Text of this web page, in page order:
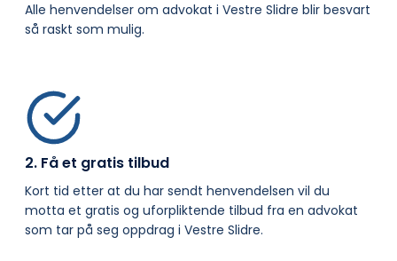
Alle henvendelser om advokat i Vestre Slidre blir besvart
så raskt som mulig.
2. Få et gratis tilbud
Kort tid etter at du har sendt henvendelsen vil du
motta et gratis og uforpliktende tilbud fra en advokat
som tar på seg oppdrag i Vestre Slidre.